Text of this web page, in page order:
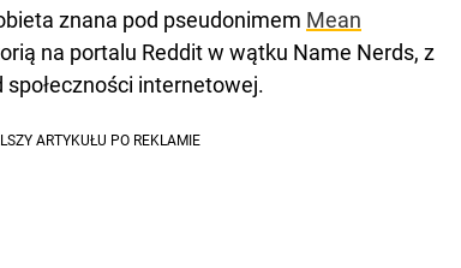
znana pod pseudonimem Mean
na portalu Reddit w wątku Name Nerds, z
internetowej.